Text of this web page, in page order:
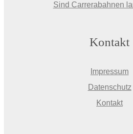
Sind Carrerabahnen
Kontakt
Impressum
Datenschutz
Kontakt